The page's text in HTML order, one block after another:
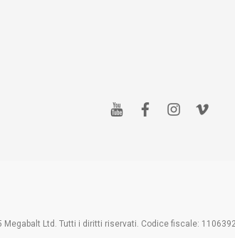
y f i v
Megabalt Ltd. Tutti i diritti riservati. Codice fiscale: